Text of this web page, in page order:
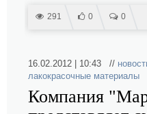
291 0 0
16.02.2012 | 10:43 //
лакокрасочные материалы
Компания